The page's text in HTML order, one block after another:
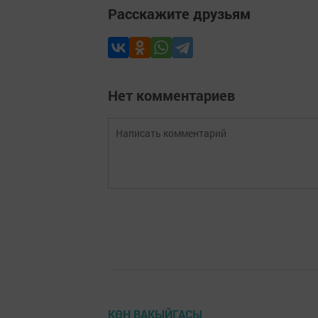
Расскажите друзьям
Нет комментариев
КӨН ВАКЫЙГАСЫ